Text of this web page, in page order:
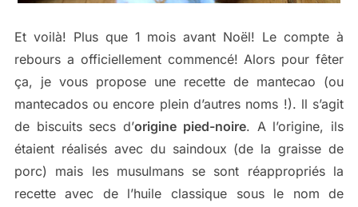
Et voilà! Plus que 1 mois avant Noël! Le compte à
rebours a officiellement commencé! Alors pour fêter
ça, je vous propose une recette de mantecao (ou
mantecados ou encore plein d’autres noms !). ll s’agit
de biscuits secs d’origine pied-noire. A l’origine, ils
étaient réalisés avec du saindoux (de la graisse de
porc) mais les musulmans se sont réappropriés la
recette avec de l’huile classique sous le nom de